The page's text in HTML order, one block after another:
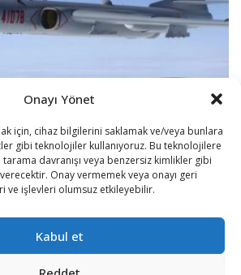
Onayı Yönet
için, cihaz bilgilerini saklamak ve/veya bunlara
gibi teknolojiler kullanıyoruz. Bu teknolojilere
davranışı veya benzersiz kimlikler gibi
Onay vermemek veya onayı geri
ve işlevleri olumsuz etkileyebilir.
Kabul et
H-6N bombardıman uçağını
2 GÜN ÖNCE 0
uçağını dikkat çekici bir
Military China’nın aktardığına...